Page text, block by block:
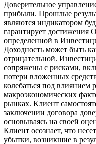
Доверительное
прибыли. Прошлые
являются индикатором
гарантирует достижения
определенной в
Доходность может быть
отрицательной.
сопряжены с рисками,
потери вложенных
колебаться под
макроэкономических
рынках. Клиент
заключении договора
основываясь на своей
Клиент осознает, что
убытки, возникшие в